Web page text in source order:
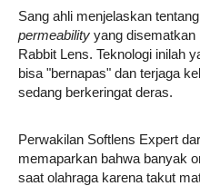
Sang ahli menjelaskan
permeability yang disematkan
Rabbit Lens. Teknologi inilah
bisa "bernapas" dan terjaga
sedang berkeringat deras.
Perwakilan Softlens Expert
memaparkan bahwa banyak
saat olahraga karena takut